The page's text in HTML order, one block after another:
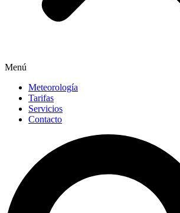
Menú
Meteorología
Tarifas
Servicios
Contacto